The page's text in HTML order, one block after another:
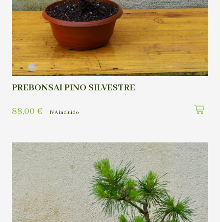
PREBONSAI PINO SILVESTRE
88,00 € IVA incluído